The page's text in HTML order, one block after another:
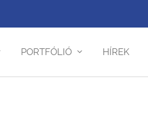
PORTFÓLIÓ HÍREK